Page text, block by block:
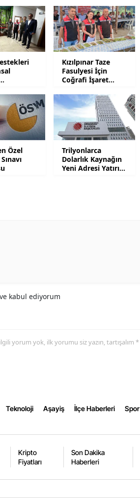
Kızılpınar Taze
Fasulyesi İçin
Coğrafi İşaret
Özel
Trilyonlarca
Dolarlık Kaynağın
Yeni Adresi Yatırım
kabul ediyorum
yorum yok, ilk yorumu siz yazın, tartışalım *
Teknoloji Aşayiş İlçe Haberleri Spor
Kripto
Fiyatları
Son Dakika
Haberleri